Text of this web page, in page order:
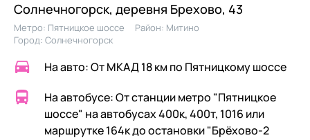
Солнечногорск, деревня Брехово, 43
Метро: Пятницкое шоссе Район: Митино
Город: Солнечногорск
На авто: От МКАД 18 км по Пятницкому шоссе
На автобусе: От станции метро "Пятницкое
шоссе" на автобусах 400к, 400т, 1016 или
маршрутке 164к до остановки "Брёхово-2